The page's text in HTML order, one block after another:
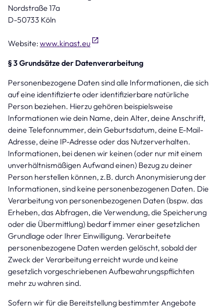
Nordstraße 17a
D-50733 Köln
Website: www.kinast.eu
§ 3 Grundsätze der Datenverarbeitung
Personenbezogene Daten sind alle Informationen, die sich
auf eine identifizierte oder identifizierbare natürliche
Person beziehen. Hierzu gehören beispielsweise
Informationen wie dein Name, dein Alter, deine Anschrift,
deine Telefonnummer, dein Geburtsdatum, deine E-Mail-
Adresse, deine IP-Adresse oder das Nutzerverhalten.
Informationen, bei denen wir keinen (oder nur mit einem
unverhältnismäßigen Aufwand einen) Bezug zu deiner
Person herstellen können, z.B. durch Anonymisierung der
Informationen, sind keine personenbezogenen Daten. Die
Verarbeitung von personenbezogenen Daten (bspw. das
Erheben, das Abfragen, die Verwendung, die Speicherung
oder die Übermittlung) bedarf immer einer gesetzlichen
Grundlage oder Ihrer Einwilligung. Verarbeitete
personenbezogene Daten werden gelöscht, sobald der
Zweck der Verarbeitung erreicht wurde und keine
gesetzlich vorgeschriebenen Aufbewahrungspflichten
mehr zu wahren sind.
Sofern wir für die Bereitstellung bestimmter Angebote